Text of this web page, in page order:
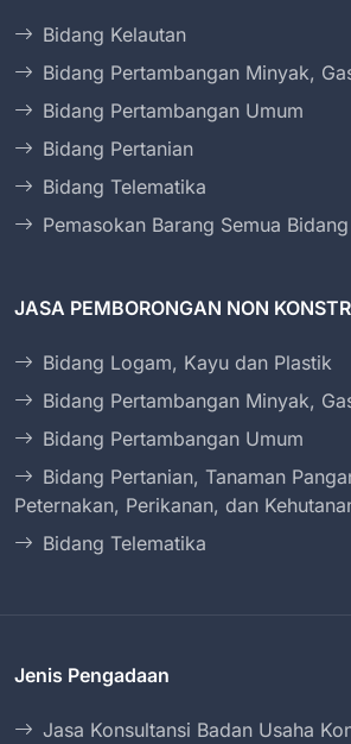
Bidang Kelautan
Bidang Pertambangan Minyak,
Bidang Pertambangan Umum
Bidang Pertanian
Bidang Telematika
Pemasokan Barang Semua Bidang
JASA PEMBORONGAN NON
Bidang Logam, Kayu dan Plastik
Bidang Pertambangan Minyak,
Bidang Pertambangan Umum
Bidang Pertanian, Tanaman
Peternakan, Perikanan, dan
Bidang Telematika
Jenis Pengadaan
Jasa Konsultansi Badan Usaha